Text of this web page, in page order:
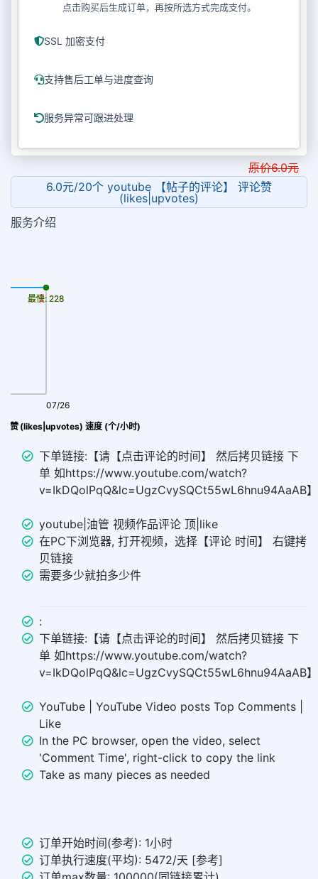
点击购买后生成订单，再按所选方式完成支付。
SSL 加密支付
支持售后工单与进度查询
服务异常可跟进处理
原价6.0元
6.0元/20个 youtube 【帖子的评论】 评论赞
(likes|upvotes)
服务介绍
赞 (likes|upvotes) 速度 (个/小时)
07/26
最慢: 228
最快: 228
下单链接:【请【点击评论的时间】 然后拷贝链接 下
单 如https://www.youtube.com/watch?
v=IkDQolPqQ&lc=UgzCvySQCt55wL6hnu94AaAB】
youtube|油管 视频作品评论 顶|like
在PC下浏览器, 打开视频，选择【评论 时间】 右键拷
贝链接
需要多少就拍多少件
:
下单链接:【请【点击评论的时间】 然后拷贝链接 下
单 如https://www.youtube.com/watch?
v=IkDQolPqQ&lc=UgzCvySQCt55wL6hnu94AaAB】
YouTube | YouTube Video posts Top Comments |
Like
In the PC browser, open the video, select
'Comment Time', right-click to copy the link
Take as many pieces as needed
订单开始时间(参考): 1小时
订单执行速度(平均): 5472/天 [参考]